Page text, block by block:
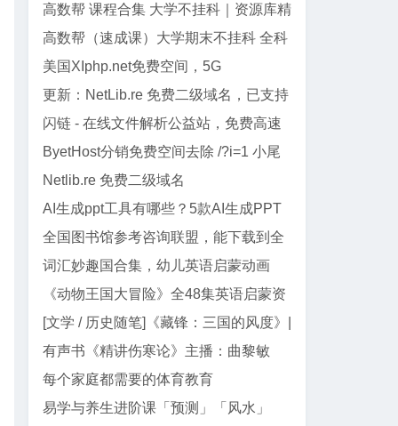
高数帮 课程合集 大学不挂科｜资源库精
选
高数帮（速成课）大学期末不挂科 全科
资源合集 【61门】
美国XIphp.net免费空间，5G
PHP+Mysql, 免费SSL, Cpanel面板
更新：NetLib.re 免费二级域名，已支持
加入CF管理
闪链 - 在线文件解析公益站，免费高速
下载百度网盘文件
ByetHost分销免费空间去除 /?i=1 小尾
巴代码
Netlib.re 免费二级域名
AI生成ppt工具有哪些？5款AI生成PPT
工具盘点
全国图书馆参考咨询联盟，能下载到全
网99%电子书
词汇妙趣国合集，幼儿英语启蒙动画
《动物王国大冒险》全48集英语启蒙资
源｜动画+儿歌+音频+电影版
[文学 / 历史随笔]《藏锋：三国的风度》|
郭德纲三国智慧与处世真经
有声书《精讲伤寒论》主播：曲黎敏
【全138集】
每个家庭都需要的体育教育
易学与养生进阶课「预测」「风水」